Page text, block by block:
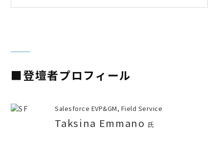
■登壇者プロフィール
Salesforce EVP&GM, Field Service
Taksina Emmano 氏